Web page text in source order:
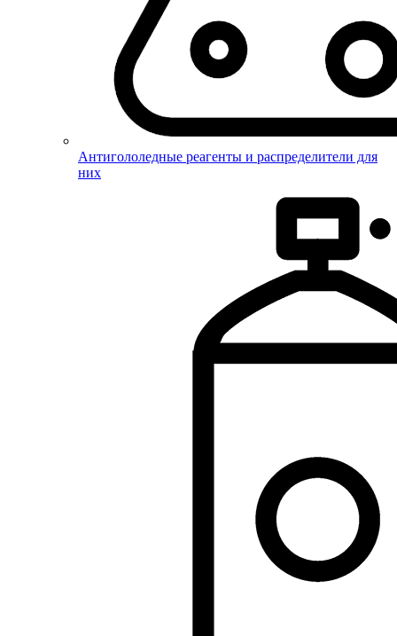
Антигололедные реагенты и распределители для
них